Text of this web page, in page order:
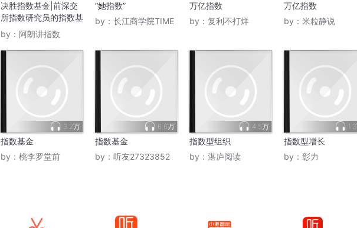
决胜指数基金|前深交
所指数研究员的指数基
金之路
by： 阿朗讲指数
“她指数”
by： 长江商学院TIME
万亿指数
by： 复利不打烊
万亿指数
by： 米粒静说
3.2万
指数基金
by： 桃李罗堂前
6.6万
指数基金
by： 听友27323852
4.5万
指数型组织
by： 湛庐阅读
指数型增长
by： 彰力